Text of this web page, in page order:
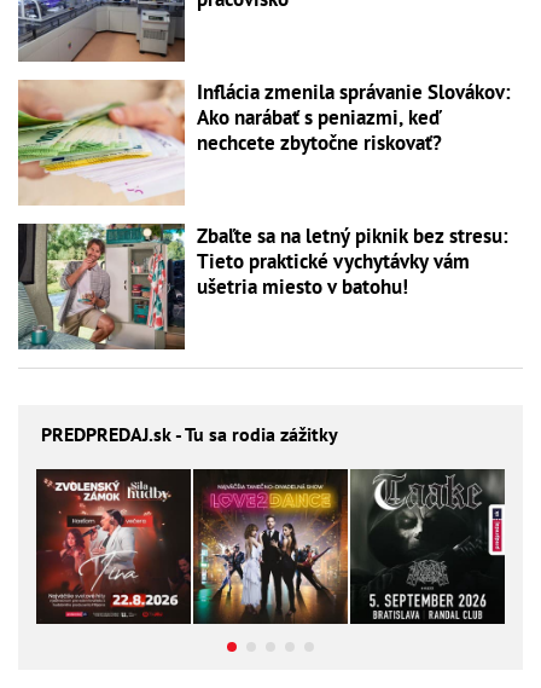
Inflácia zmenila správanie Slovákov:
Ako narábať s peniazmi, keď
nechcete zbytočne riskovať?
Zbaľte sa na letný piknik bez stresu:
Tieto praktické vychytávky vám
ušetria miesto v batohu!
PREDPREDAJ.sk - Tu sa rodia zážitky